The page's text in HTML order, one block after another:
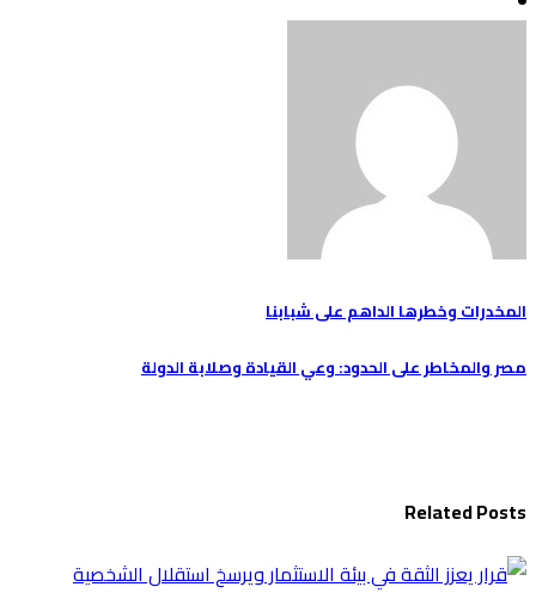
تصفّح
المقالات
المخدرات وخطرها الداهم على شبابنا
مصر والمخاطر على الحدود: وعي القيادة وصلابة الدولة
Related Posts